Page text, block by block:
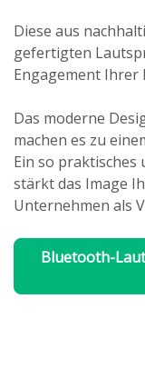
Diese aus
gefertigten
Engagement Ihrer
Das moderne
machen es zu
Ein so praktisches
stärkt das Image
Unternehmen als
Bluetooth-